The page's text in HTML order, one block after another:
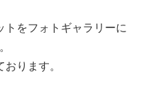
トをフォトギャラリーに
ります。